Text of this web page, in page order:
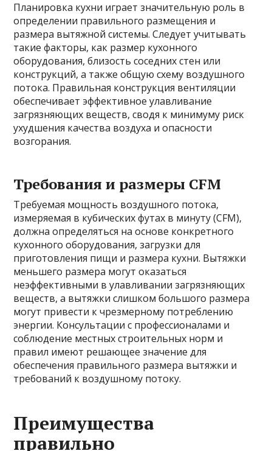
Планировка кухни играет значительную роль в
определении правильного размещения и
размера вытяжной системы. Следует учитывать
такие факторы, как размер кухонного
оборудования, близость соседних стен или
конструкций, а также общую схему воздушного
потока. Правильная конструкция вентиляции
обеспечивает эффективное улавливание
загрязняющих веществ, сводя к минимуму риск
ухудшения качества воздуха и опасности
возгорания.
Требования и размеры CFM
Требуемая мощность воздушного потока,
измеряемая в кубических футах в минуту (CFM),
должна определяться на основе конкретного
кухонного оборудования, загрузки для
приготовления пищи и размера кухни. Вытяжки
меньшего размера могут оказаться
неэффективными в улавливании загрязняющих
веществ, а вытяжки слишком большого размера
могут привести к чрезмерному потреблению
энергии. Консультации с профессионалами и
соблюдение местных строительных норм и
правил имеют решающее значение для
обеспечения правильного размера вытяжки и
требований к воздушному потоку.
Преимущества
правильно